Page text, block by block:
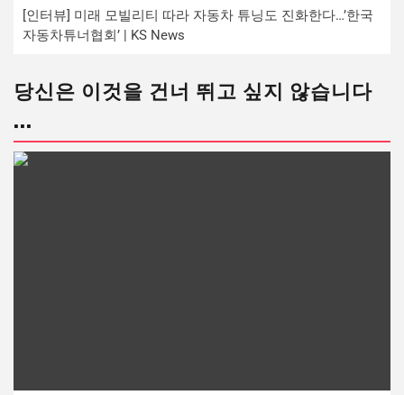
[인터뷰] 미래 모빌리티 따라 자동차 튜닝도 진화한다…’한국
자동차튜너협회’ | KS News
당신은 이것을 건너 뛰고 싶지 않습니다
...